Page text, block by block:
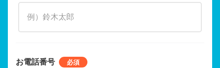
お電話番号